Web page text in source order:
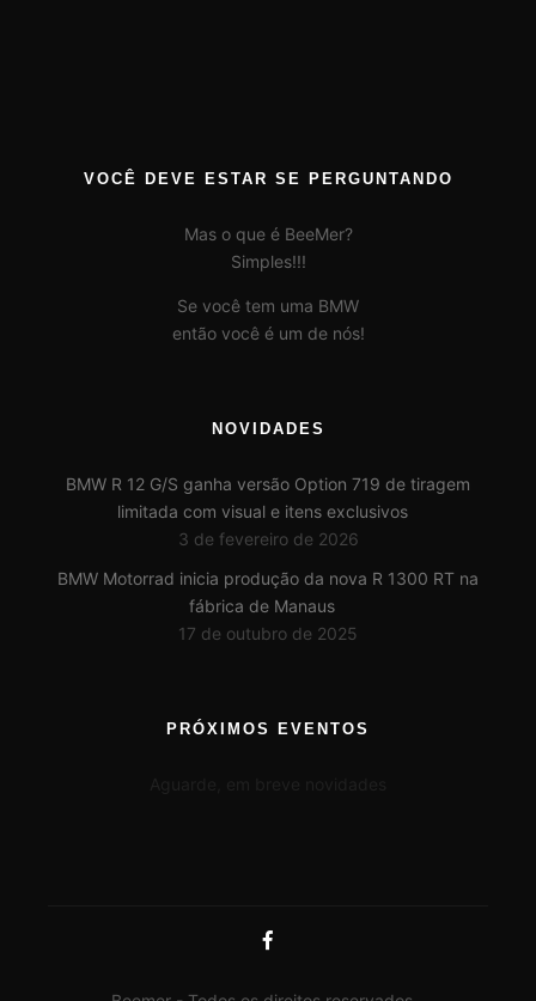
VOCÊ DEVE ESTAR SE PERGUNTANDO
Mas o que é BeeMer?
Simples!!!
Se você tem uma BMW
então você é um de nós!
NOVIDADES
BMW R 12 G/S ganha versão Option 719 de tiragem
limitada com visual e itens exclusivos
3 de fevereiro de 2026
BMW Motorrad inicia produção da nova R 1300 RT na
fábrica de Manaus
17 de outubro de 2025
PRÓXIMOS EVENTOS